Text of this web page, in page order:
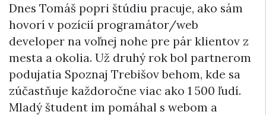
Dnes Tomáš popri štúdiu pracuje, ako sám
hovorí v pozícií programátor/web
developer na voľnej nohe pre pár klientov z
mesta a okolia. Už druhý rok bol partnerom
podujatia Spoznaj Trebišov behom, kde sa
zúčastňuje každoročne viac ako 1 500 ľudí.
Mladý študent im pomáhal s webom a